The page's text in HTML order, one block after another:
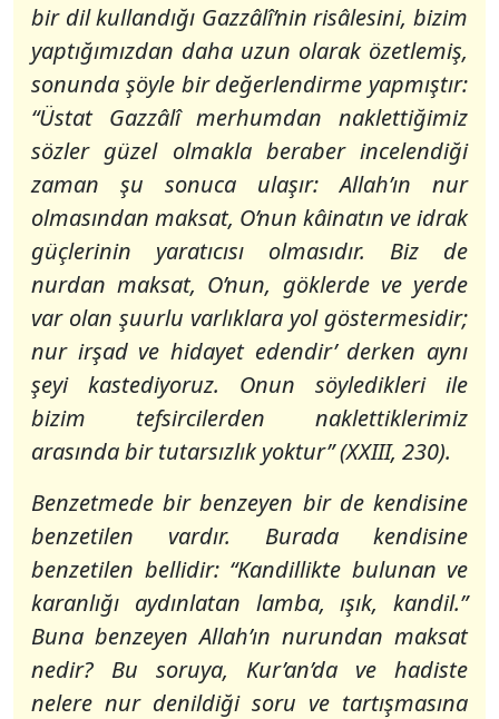
bir dil kullandığı Gazzâlî’nin risâlesini, bizim
yaptığımızdan daha uzun olarak özetlemiş,
sonunda şöyle bir değerlendirme yapmıştır:
“Üstat Gazzâlî merhumdan naklettiğimiz
sözler güzel olmakla beraber incelendiği
zaman şu sonuca ulaşır: Allah’ın nur
olmasından maksat, O’nun kâinatın ve idrak
güçlerinin yaratıcısı olmasıdır. Biz de
nurdan maksat, O’nun, göklerde ve yerde
var olan şuurlu varlıklara yol göstermesidir;
nur irşad ve hidayet edendir’ derken aynı
şeyi kastediyoruz. Onun söyledikleri ile
bizim tefsircilerden naklettiklerimiz
arasında bir tutarsızlık yoktur” (XXIII, 230).
Benzetmede bir benzeyen bir de kendisine
benzetilen vardır. Burada kendisine
benzetilen bellidir: “Kandillikte bulunan ve
karanlığı aydınlatan lamba, ışık, kandil.”
Buna benzeyen Allah’ın nurundan maksat
nedir? Bu soruya, Kur’an’da ve hadiste
nelere nur denildiği soru ve tartışmasına